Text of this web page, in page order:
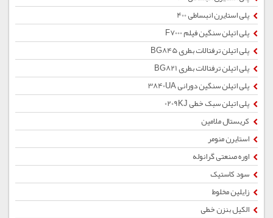
پلی استایرن انبساطی 400
پلی اتیلن سنگین فیلم F7000
پلی اتیلن ترفتالات بطری BG845
پلی اتیلن ترفتالات بطری BG821
پلی اتیلن سنگین دورانی 3840UA
پلی اتیلن سبک خطی 0209KJ
کریستال ملامین
استایرن منومر
اوره صنعتی گرانوله
سود کاستیک
زایلین مخلوط
الکیل بنزن خطی